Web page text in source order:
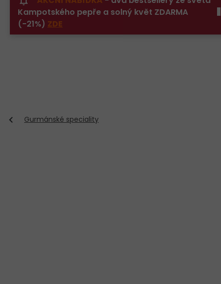
obsah
Kampotského pepře a solný květ ZDARMA
(-21%) ZDE
Gurmánské speciality